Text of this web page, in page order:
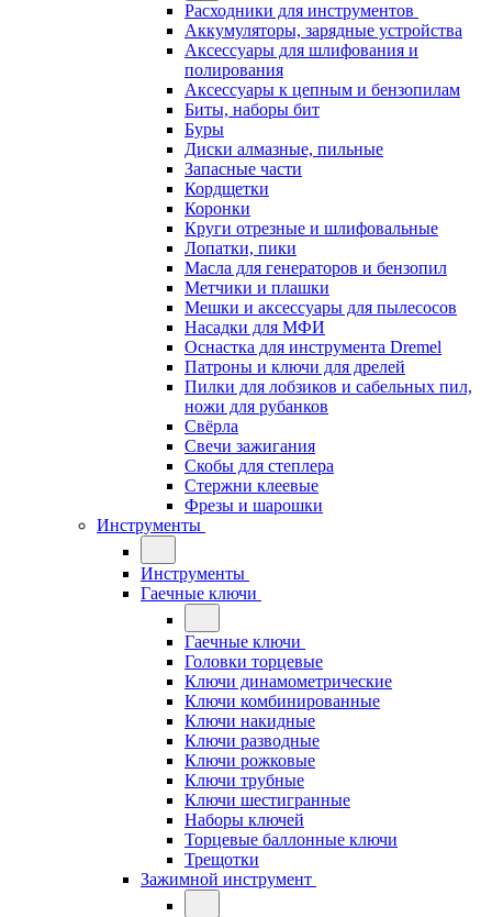
Расходники для инструментов
Аккумуляторы, зарядные устройства
Аксессуары для шлифования и
полирования
Аксессуары к цепным и бензопилам
Биты, наборы бит
Буры
Диски алмазные, пильные
Запасные части
Кордщетки
Коронки
Круги отрезные и шлифовальные
Лопатки, пики
Масла для генераторов и бензопил
Метчики и плашки
Мешки и аксессуары для пылесосов
Насадки для МФИ
Оснастка для инструмента Dremel
Патроны и ключи для дрелей
Пилки для лобзиков и сабельных пил,
ножи для рубанков
Свёрла
Свечи зажигания
Скобы для степлера
Стержни клеевые
Фрезы и шарошки
Инструменты
Инструменты
Гаечные ключи
Гаечные ключи
Головки торцевые
Ключи динамометрические
Ключи комбинированные
Ключи накидные
Ключи разводные
Ключи рожковые
Ключи трубные
Ключи шестигранные
Наборы ключей
Торцевые баллонные ключи
Трещотки
Зажимной инструмент